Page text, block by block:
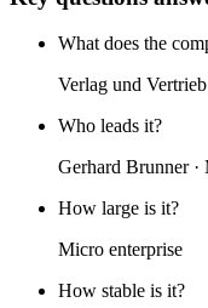
What does the
Verlag und
Who leads it?
Gerhard Brunner
How large is it?
Micro enterprise
How stable is it?